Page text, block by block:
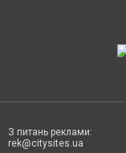
З питань реклами:
rek@citysites.ua